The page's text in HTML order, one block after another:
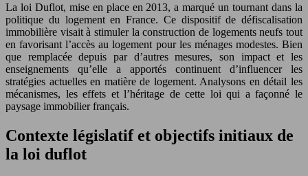
La loi Duflot, mise en place en 2013, a marqué un tournant dans la
politique du logement en France. Ce dispositif de défiscalisation
immobilière visait à stimuler la construction de logements neufs tout
en favorisant l’accès au logement pour les ménages modestes. Bien
que remplacée depuis par d’autres mesures, son impact et les
enseignements qu’elle a apportés continuent d’influencer les
stratégies actuelles en matière de logement. Analysons en détail les
mécanismes, les effets et l’héritage de cette loi qui a façonné le
paysage immobilier français.
Contexte législatif et objectifs initiaux de
la loi duflot